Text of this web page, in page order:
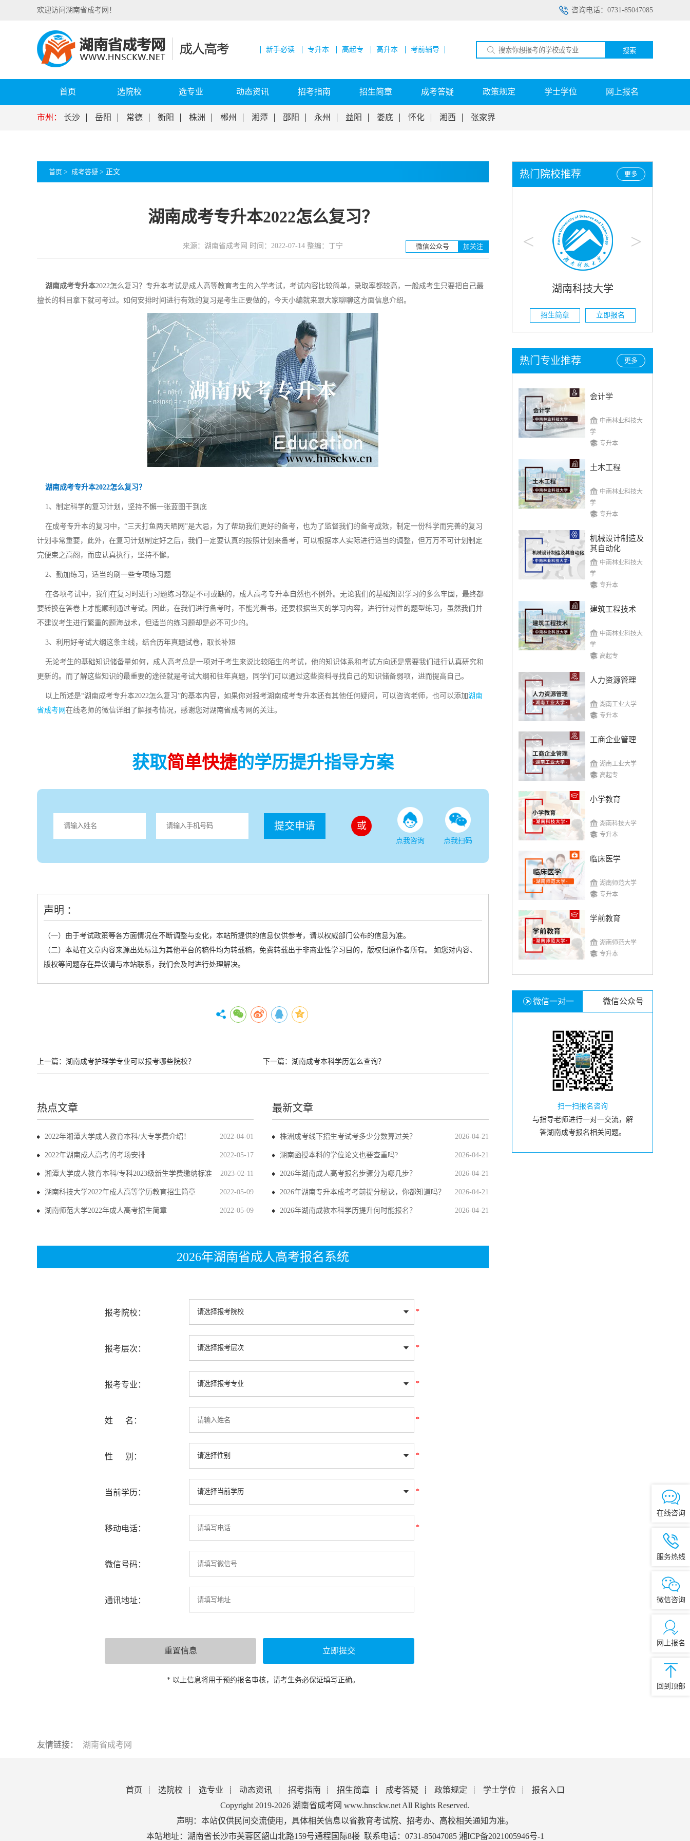
咨询电话：0731-85047085
欢迎访问湖南省成考网！
新手必读 专升本 高起专 高升本 考前辅导 搜索
首页 选院校 选专业 动态资讯 招考指南 招生简章 成考答疑 政策规定 学士学位 网上报名
市州： 长沙 岳阳 常德 衡阳 株洲 郴州 湘潭 邵阳 永州 益阳 娄底 怀化 湘西 张家界
首页 > 成考答疑 > 正文
湖南成考专升本2022怎么复习？
来源：湖南省成考网 时间：2022-07-14 整编：丁宁 微信公众号 加关注
湖南成考专升本2022怎么复习？专升本考试是成人高等教育考生的入学考试，考试内容比较简单，录取率都较高，一般成考生只要把自己最
擅长的科目拿下就可考过。如何安排时间进行有效的复习是考生正要做的，今天小编就来跟大家聊聊这方面信息介绍。
湖南成考专升本2022怎么复习？
1、制定科学的复习计划，坚持不懈一张蓝图干到底
在成考专升本的复习中，“三天打鱼两天晒网”是大忌，为了帮助我们更好的备考，也为了监督我们的备考成效，制定一份科学而完善的复习
计划非常重要，此外，在复习计划制定好之后，我们一定要认真的按照计划来备考，可以根据本人实际进行适当的调整，但万万不可计划制定
完便束之高阁，而应认真执行，坚持不懈。
2、勤加练习，适当的刷一些专项练习题
在各项考试中，我们在复习时进行习题练习都是不可或缺的，成人高考专升本自然也不例外。无论我们的基础知识学习的多么牢固，最终都
要转换在答卷上才能顺利通过考试。因此，在我们进行备考时，不能光看书，还要根据当天的学习内容，进行针对性的题型练习，虽然我们并
不建议考生进行繁重的题海战术，但适当的练习题却是必不可少的。
3、利用好考试大纲这条主线，结合历年真题试卷，取长补短
无论考生的基础知识储备量如何，成人高考总是一项对于考生来说比较陌生的考试，他的知识体系和考试方向还是需要我们进行认真研究和
更新的。而了解这些知识的最重要的途径就是考试大纲和往年真题，同学们可以通过这些资料寻找自己的知识储备弱项，进而提高自己。
以上所述是“湖南成考专升本2022怎么复习”的基本内容，如果你对报考湖南成考专升本还有其他任何疑问，可以咨询老师，也可以添加湖南
省成考网 在线老师的微信详细了解报考情况，感谢您对湖南省成考网的关注。
获取简单快捷的学历提升指导方案
提交申请 或
点我咨询 点我扫码
声明 ：
（一）由于考试政策等各方面情况在不断调整与变化，本站所提供的信息仅供参考，请以权威部门公布的信息为准。
（二）本站在文章内容来源出处标注为其他平台的稿件均为转载稿，免费转载出于非商业性学习目的，版权归原作者所有。 如您对内容、
版权等问题存在异议请与本站联系，我们会及时进行处理解决。
上一篇： 湖南成考护理学专业可以报考哪些院校？ 下一篇： 湖南成考本科学历怎么查询？
热点文章
2022-04-01
2022年湘潭大学成人教育本科/大专学费介绍！
2022-05-17
2022年湖南成人高考的考场安排
2023-02-11
湘潭大学成人教育本科/专科2023级新生学费缴纳标准
2022-05-09
湖南科技大学2022年成人高等学历教育招生简章
2022-05-09
湖南师范大学2022年成人高考招生简章
最新文章
2026-04-21
株洲成考线下招生考试考多少分数算过关？
2026-04-21
湖南函授本科的学位论文也要查重吗?
2026-04-21
2026年湖南成人高考报名步骤分为哪几步？
2026-04-21
2026年湖南专升本成考考前提分秘诀，你都知道吗？
2026-04-21
2026年湖南成教本科学历提升何时能报名？
2026年湖南省成人高考报名系统
报考院校： *
报考层次： *
报考专业： *
姓 名： *
性 别： *
当前学历： *
移动电话： *
微信号码：
通讯地址：
* 以上信息将用于预约报名审核，请考生务必保证填写正确。
更多
热门院校推荐
< >
湖南工业大学 湖南科技大学
招生简章 立即报名
更多
热门专业推荐
会计学
中南林业科技大
学
专升本
土木工程
中南林业科技大
学
专升本
机械设计制造及
其自动化
中南林业科技大
学
专升本
建筑工程技术
中南林业科技大
学
高起专
人力资源管理
湖南工业大学
专升本
工商企业管理
湖南工业大学
高起专
小学教育
湖南科技大学
专升本
临床医学
湖南师范大学
专升本
学前教育
湖南师范大学
专升本
微信一对一 微信公众号
扫一扫报名咨询
与指导老师进行一对一交流，解
答湖南成考报名相关问题。
友情链接： 湖南省成考网
首页 选院校 选专业 动态资讯 招考指南 招生简章 成考答疑 政策规定 学士学位
报名入口
Copyright 2019-2026 湖南省成考网 www.hnsckw.net All Rights Reserved.
声明：本站仅供民间交流使用，具体相关信息以省教育考试院、招考办、高校相关通知为准。
本站地址：湖南省长沙市芙蓉区韶山北路159号通程国际8楼 联系电话：0731-85047085 湘ICP备2021005946号-1
在线咨询
服务热线
微信咨询
网上报名
回到顶部